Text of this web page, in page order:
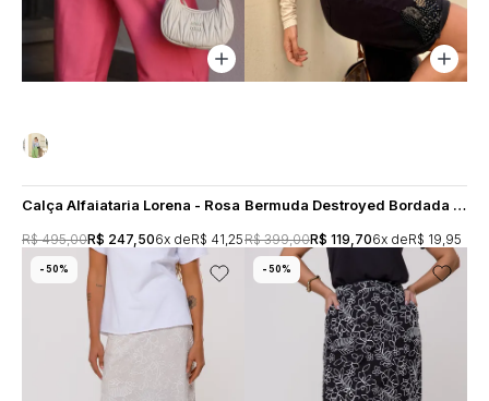
Calça Alfaiataria Lorena - Rosa
R$ 495,00R$ 247,506x R$ 41,25
Bermuda Destroyed Bordada Maria - Preta
R$ 399,00R$ 119,706x R$ 19,95
50% 50%